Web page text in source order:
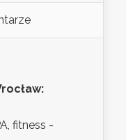
fitness -